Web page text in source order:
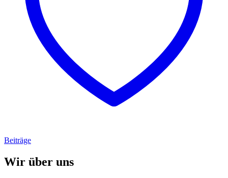
Beiträge
Wir über uns